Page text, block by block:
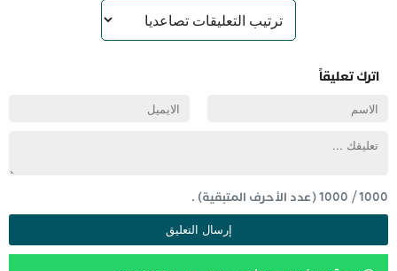
اترك تعليقاً
1000
/
1000(عدد الأحرف المتبقية) .